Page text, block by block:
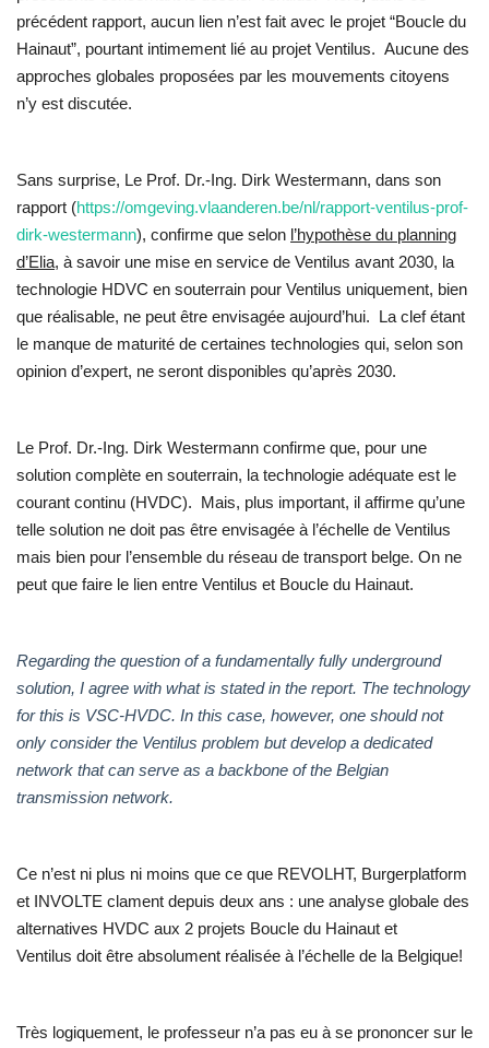
précédent rapport, aucun lien n’est fait avec le projet “Boucle du
Hainaut”, pourtant intimement lié au projet Ventilus. Aucune des
approches globales proposées par les mouvements citoyens
n’y est discutée.
Sans surprise, Le Prof. Dr.-Ing. Dirk Westermann, dans son
rapport (https://omgeving.vlaanderen.be/nl/rapport-ventilus-prof-
dirk-westermann), confirme que selon l’hypothèse du planning
d’Elia, à savoir une mise en service de Ventilus avant 2030, la
technologie HDVC en souterrain pour Ventilus uniquement, bien
que réalisable, ne peut être envisagée aujourd’hui. La clef étant
le manque de maturité de certaines technologies qui, selon son
opinion d’expert, ne seront disponibles qu’après 2030.
Le Prof. Dr.-Ing. Dirk Westermann confirme que, pour une
solution complète en souterrain, la technologie adéquate est le
courant continu (HVDC). Mais, plus important, il affirme qu’une
telle solution ne doit pas être envisagée à l’échelle de Ventilus
mais bien pour l’ensemble du réseau de transport belge. On ne
peut que faire le lien entre Ventilus et Boucle du Hainaut.
Regarding the question of a fundamentally fully underground
solution, I agree with what is stated in the report. The technology
for this is VSC-HVDC. In this case, however, one should not
only consider the Ventilus problem but develop a dedicated
network that can serve as a backbone of the Belgian
transmission network.
Ce n’est ni plus ni moins que ce que REVOLHT, Burgerplatform
et INVOLTE clament depuis deux ans : une analyse globale des
alternatives HVDC aux 2 projets Boucle du Hainaut et
Ventilus doit être absolument réalisée à l’échelle de la Belgique!
Très logiquement, le professeur n’a pas eu à se prononcer sur le